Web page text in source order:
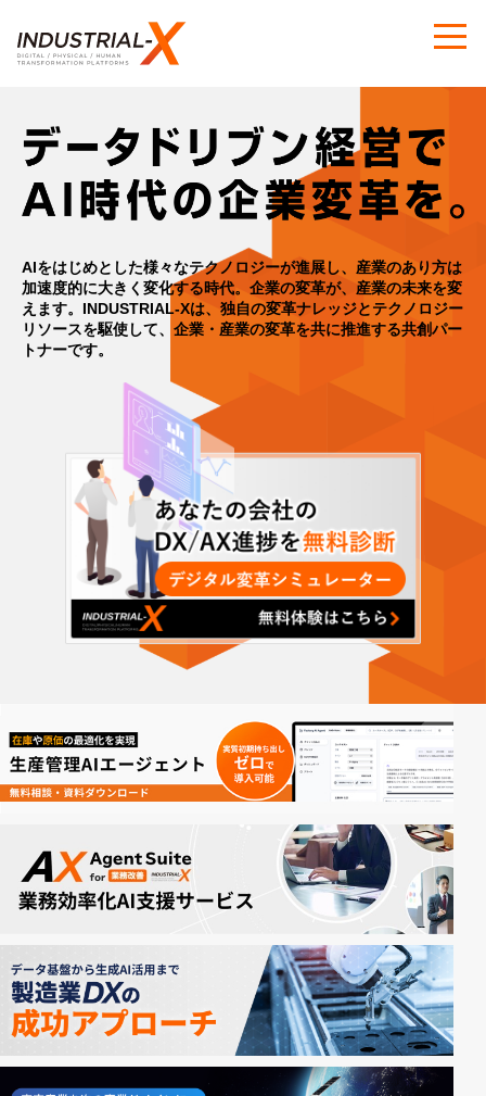
AIをはじめとした様々なテクノロジーが進展し、産業のあり方は
加速度的に大きく変化する時代。 企業の変革が、産業の未来を変
えます。 INDUSTRIAL-Xは、独自の変革ナレッジとテクノロジー
リソースを駆使して、 企業・産業の変革を共に推進する共創パー
トナーです。